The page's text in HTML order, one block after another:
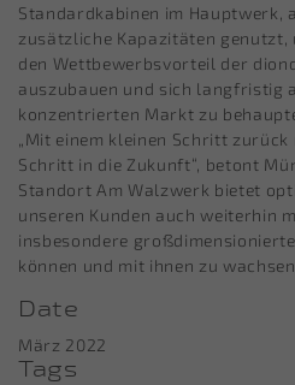
Standardkabinen im Hauptwerk,
zusätzliche Kapazitäten genutzt,
den Wettbewerbsvorteil der
auszubauen und sich langfristig
konzentrierten Markt zu
„Mit einem kleinen Schritt
Schritt in die Zukunft“, betont
Standort Am Walzwerk bietet
unseren Kunden auch weiterhin
insbesondere
können und mit ihnen zu
Date
März 2022
Tags